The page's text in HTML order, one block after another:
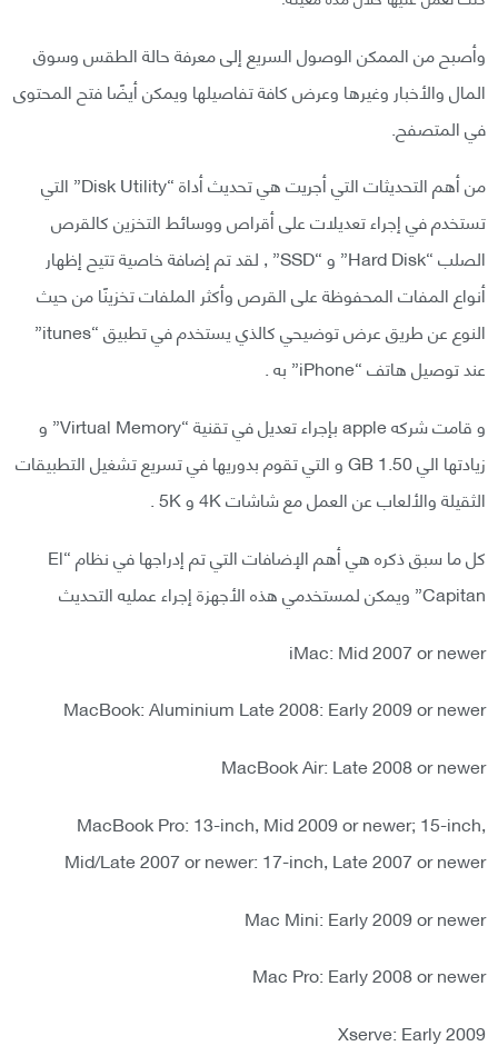
وأصبح من الممكن الوصول السريع إلى معرفة حالة الطقس وسوق
المال والأخبار وغيرها وعرض كافة تفاصيلها ويمكن أيضًا فتح المحتوى
في المتصفح.
من أهم التحديثات التي أجريت هي تحديث أداة “Disk Utility” التي
تستخدم في إجراء تعديلات على أقراص ووسائط التخزين كالقرص
الصلب “Hard Disk” و “SSD” , لقد تم إضافة خاصية تتيح إظهار
أنواع المفات المحفوظة على القرص وأكثر الملفات تخزينًا من حيث
النوع عن طريق عرض توضيحي كالذي يستخدم في تطبيق “itunes”
عند توصيل هاتف “iPhone” به .
و قامت شركه apple بإجراء تعديل في تقنية “Virtual Memory” و
زيادتها الي 1.50 GB و التي تقوم بدوريها في تسريع تشغيل التطبيقات
الثقيلة والألعاب عن العمل مع شاشات 4K و 5K .
كل ما سبق ذكره هي أهم الإضافات التي تم إدراجها في نظام “El
Capitan” ويمكن لمستخدمي هذه الأجهزة إجراء عمليه التحديث
iMac: Mid 2007 or newer
MacBook: Aluminium Late 2008: Early 2009 or newer
MacBook Air: Late 2008 or newer
MacBook Pro: 13-inch, Mid 2009 or newer; 15-inch,
Mid/Late 2007 or newer: 17-inch, Late 2007 or newer
Mac Mini: Early 2009 or newer
Mac Pro: Early 2008 or newer
Xserve: Early 2009